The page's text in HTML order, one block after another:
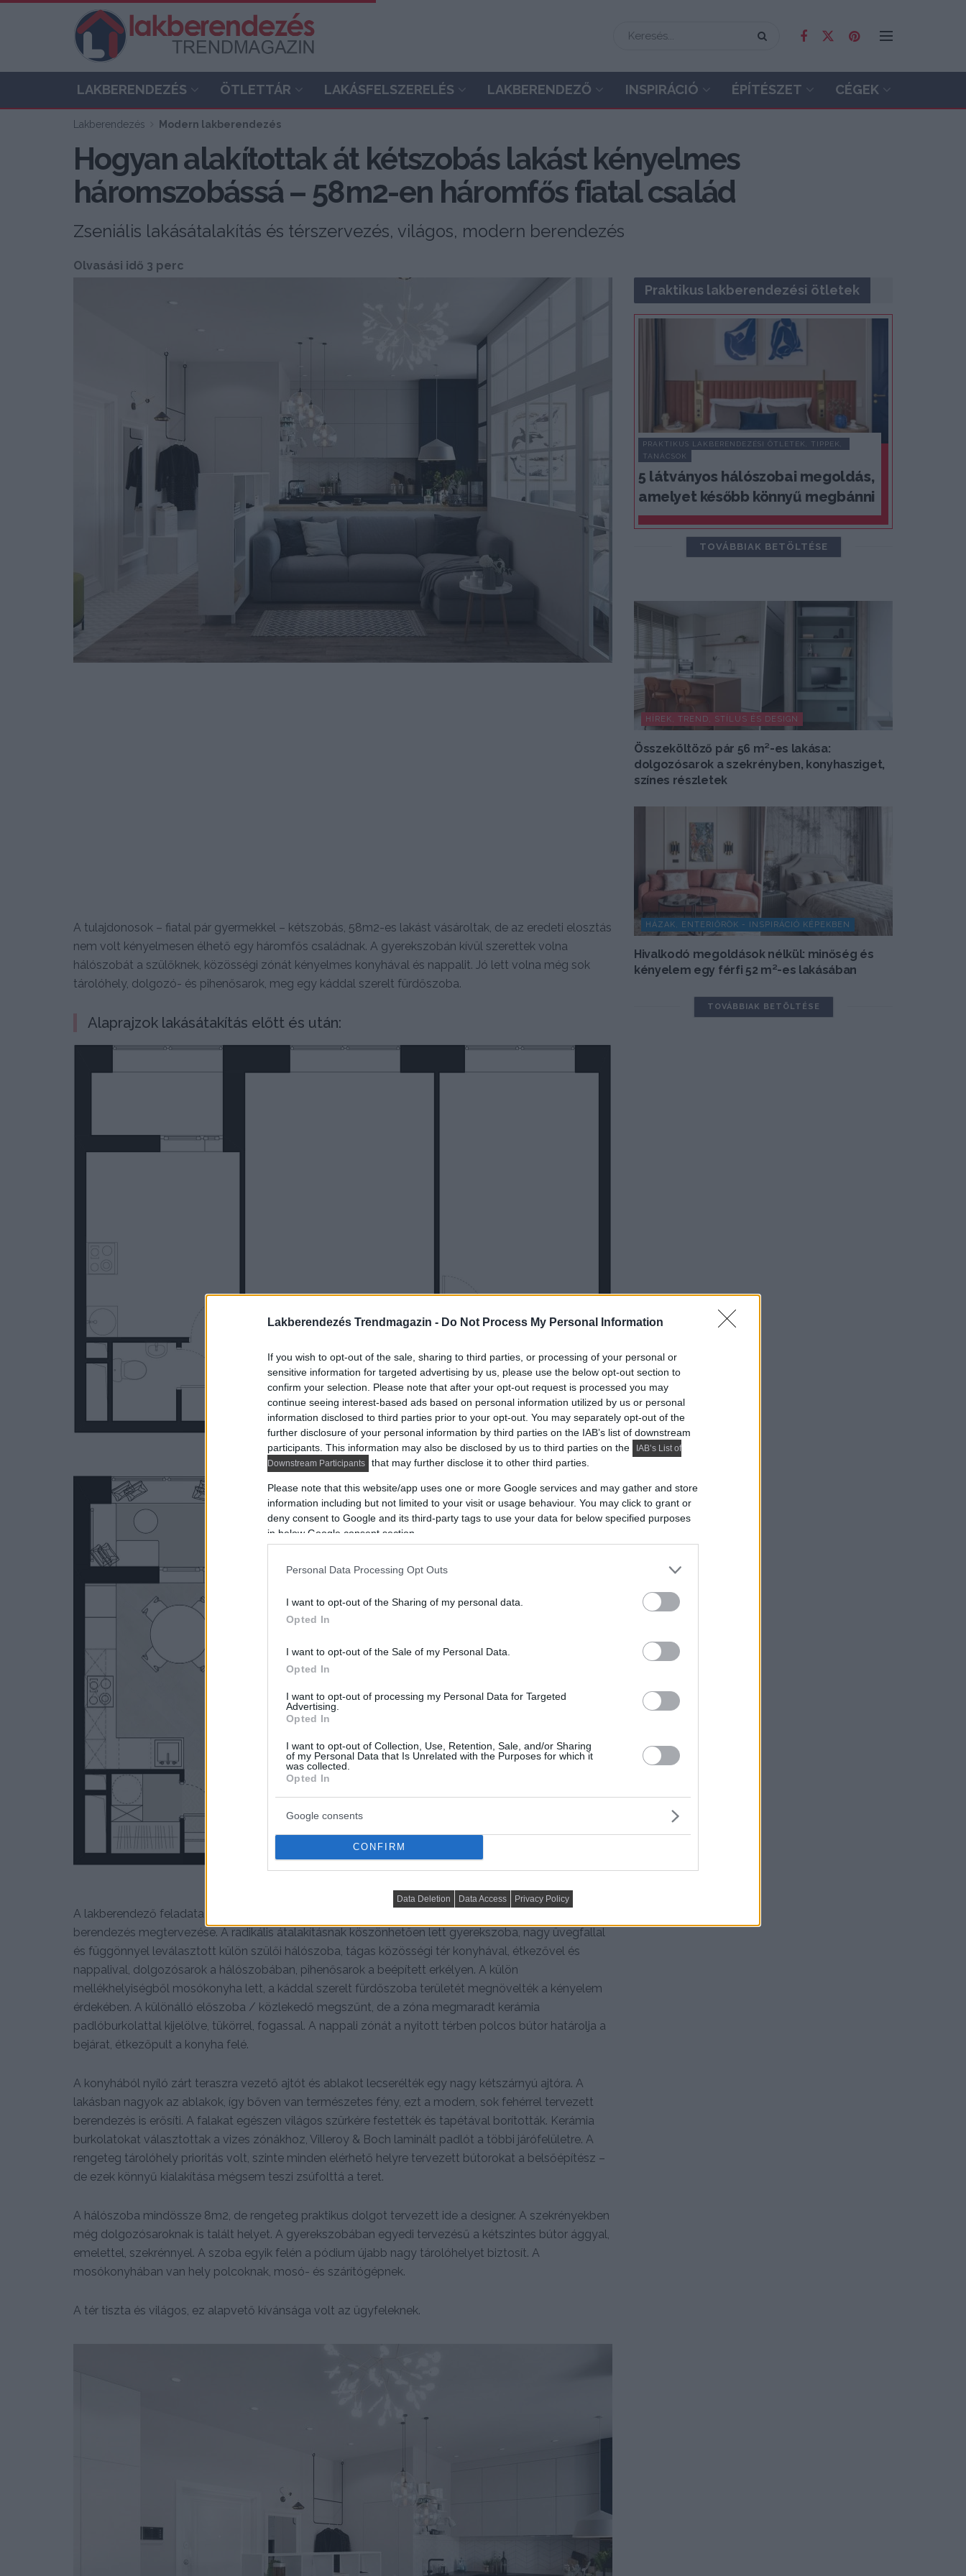
Lakberendezés Trendmagazin - Do Not Process My Personal Information
If you wish to opt-out of the sale, sharing to third parties, or processing of your personal or
sensitive information for targeted advertising by us, please use the below opt-out section to
confirm your selection. Please note that after your opt-out request is processed you may
continue seeing interest-based ads based on personal information utilized by us or personal
information disclosed to third parties prior to your opt-out. You may separately opt-out of the
further disclosure of your personal information by third parties on the IAB’s list of downstream
participants. This information may also be disclosed by us to third parties on the
IAB’s List of
Downstream Participants
that may further disclose it to other third parties.
Please note that this website/app uses one or more Google services and may gather and store
information including but not limited to your visit or usage behaviour. You may click to grant or
deny consent to Google and its third-party tags to use your data for below specified purposes
in below Google consent section.
Personal Data Processing Opt Outs
I want to opt-out of the Sharing of my personal data.
Opted In
I want to opt-out of the Sale of my Personal Data.
Opted In
I want to opt-out of processing my Personal Data for Targeted
Advertising.
Opted In
I want to opt-out of Collection, Use, Retention, Sale, and/or Sharing
of my Personal Data that Is Unrelated with the Purposes for which it
was collected.
Opted In
Google consents
CONFIRM
Data Deletion Data Access Privacy Policy
LAKBERENDEZÉS ÖTLETTÁR LAKÁSFELSZERELÉS LAKBERENDEZŐ INSPIRÁCIÓ ÉPÍTÉSZET CÉGEK
Lakberendezés Modern lakberendezés
Hogyan alakítottak át kétszobás lakást kényelmes
háromszobássá – 58m2-en háromfős fiatal család
Zseniális lakásátalakítás és térszervezés, világos, modern berendezés
Olvasási idő 3 perc
A tulajdonosok – fiatal pár gyermekkel – kétszobás, 58m2-es lakást vásároltak, de az eredeti elosztás
nem volt kényelmesen élhető egy háromfős családnak. A gyerekszobán kívül szerettek volna
hálószobát a szülőknek, közösségi zónát kényelmes konyhával és nappalit. Jó lett volna még sok
tárolóhely, dolgozó- és pihenősarok, meg egy káddal szerelt fürdőszoba.
Alaprajzok lakásátakítás előtt és után:
A lakberendező feladata volt a kétszobás lakás háromszobássá alakítása és egy modern, világos
berendezés megtervezése. A radikális átalakításnak köszönhetően lett gyerekszoba, nagy üvegfallal
és függönnyel leválasztott külön szülői hálószoba, tágas közösségi tér konyhával, étkezővel és
nappalival, dolgozósarok a hálószobában, pihenősarok a beépített erkélyen. A külön
mellékhelyiségből mosókonyha lett, a káddal szerelt fürdőszoba területét megnövelték a kényelem
érdekében. A különálló előszoba / közlekedő megszűnt, de a zóna megmaradt kerámia
padlóburkolattal kijelölve, tükörrel, fogassal. A nappali zónát a nyitott térben polcos bútor határolja a
bejárat, étkezőpult a konyha felé.
A konyhából nyíló zárt teraszra vezető ajtót és ablakot lecserélték egy nagy kétszárnyú ajtóra. A
lakásban nagyok az ablakok, így bőven van természetes fény, ezt a modern, sok fehérrel tervezett
berendezés is erősíti. A falakat egészen világos szürkére festették és tapétával borították. Kerámia
burkolatokat választottak a vizes zónákhoz, Villeroy & Boch laminált padlót a többi járófelületre. A
rengeteg tárolóhely prioritás volt, szinte minden elérhető helyre tervezett bútorokat a belsőépítész –
de ezek könnyű kialakítása mégsem teszi zsúfolttá a teret.
A hálószoba mindössze 8m2, de rengeteg praktikus dolgot tervezett ide a designer. A szekrényekben
még dolgozósaroknak is talált helyet. A gyerekszobában egyedi tervezésű a kétszintes bútor ággyal,
emelettel, szekrénnyel. A szoba egyik felén a pódium újabb nagy tárolóhelyet biztosít. A
mosókonyhában van hely polcoknak, mosó- és szárítógépnek.
A tér tiszta és világos, ez alapvető kívánsága volt az ügyfeleknek.
Praktikus lakberendezési ötletek
PRAKTIKUS LAKBERENDEZÉSI ÖTLETEK, TIPPEK,
TANÁCSOK
5 látványos hálószobai megoldás,
amelyet később könnyű megbánni
TOVÁBBIAK BETÖLTÉSE
HÍREK, TREND, STÍLUS ÉS DESIGN
Összeköltöző pár 56 m²-es lakása:
dolgozósarok a szekrényben, konyhasziget,
színes részletek
HÁZAK, ENTERIŐRÖK - INSPIRÁCIÓ KÉPEKBEN
Hivalkodó megoldások nélkül: minőség és
kényelem egy férfi 52 m²-es lakásában
TOVÁBBIAK BETÖLTÉSE